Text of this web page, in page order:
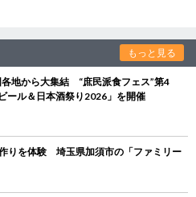
もっと見る
地から大集結 “庶民派食フェス”第4
ール＆日本酒祭り2026」を開催
りを体験 埼玉県加須市の「ファミリー